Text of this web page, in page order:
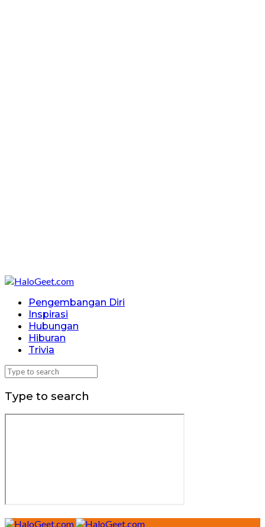
Pengembangan Diri
Inspirasi
Hubungan
Hiburan
Trivia
Type to search